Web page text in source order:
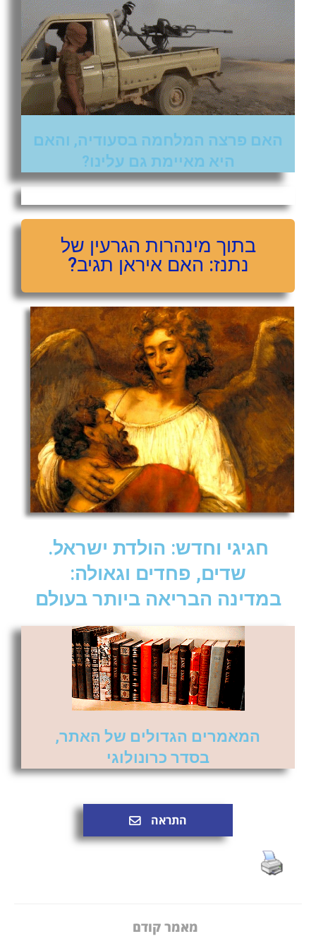
האם פרצה המלחמה בסעודיה, והאם
היא מאיימת גם עלינו?
בתוך מינהרות הגרעין של
נתנז: האם איראן תגיב?
חגיגי וחדש: הולדת ישראל.
שדים, פחדים וגאולה:
במדינה הבריאה ביותר בעולם
המאמרים הגדולים של האתר,
בסדר כרונולוגי
התראה
מאמר קודם